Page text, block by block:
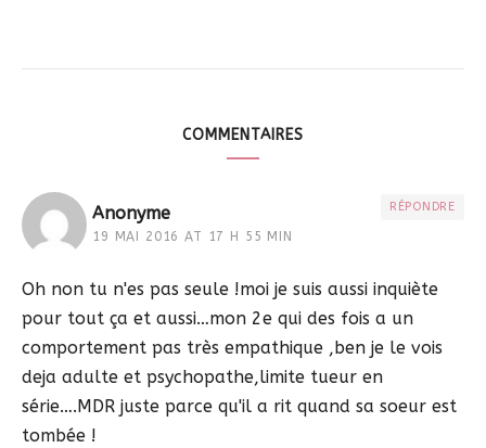
COMMENTAIRES
Anonyme
19 MAI 2016 AT 17 H 55 MIN
RÉPONDRE
Oh non tu n'es pas seule !moi je suis aussi inquiète
pour tout ça et aussi…mon 2e qui des fois a un
comportement pas très empathique ,ben je le vois
deja adulte et psychopathe,limite tueur en
série….MDR juste parce qu'il a rit quand sa soeur est
tombée !